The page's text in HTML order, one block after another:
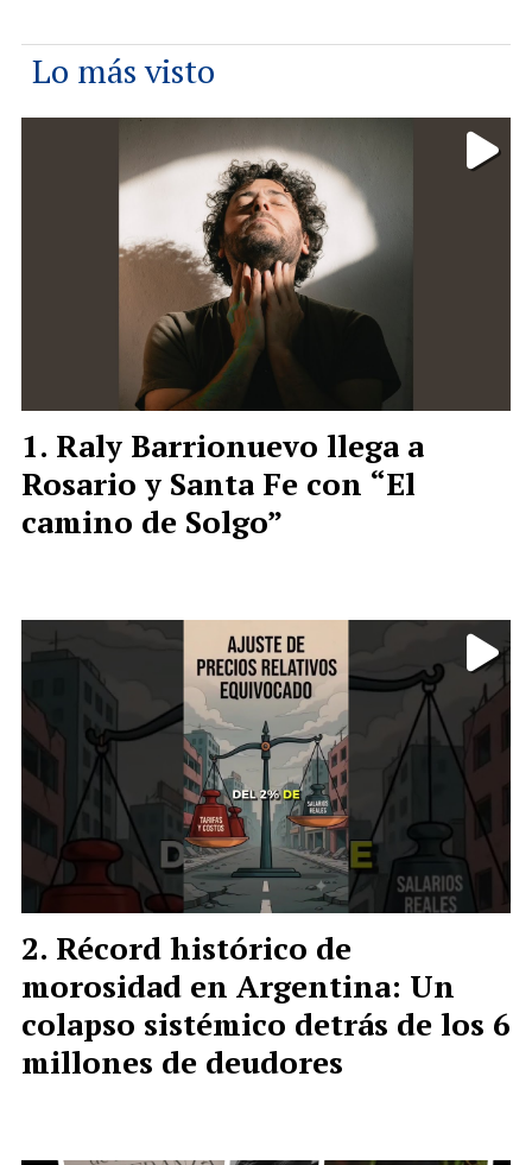
Lo más visto
Raly Barrionuevo llega a
Rosario y Santa Fe con “El
camino de Solgo”
Récord histórico de
morosidad en Argentina: Un
colapso sistémico detrás de los 6
millones de deudores